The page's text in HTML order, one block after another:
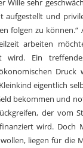
Wille sehr
aufgestellt und
folgen zu können.“
arbeiten
wird. Ein
Druck
eigentlich
bekommen und
der vom
wird. Doch
liegen für die